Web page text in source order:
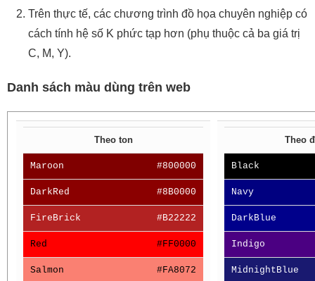
Trên thực tế, các chương trình đồ họa chuyên nghiệp có
cách tính hệ số K phức tạp hơn (phụ thuộc cả ba giá trị
C, M, Y).
Danh sách màu dùng trên web
Theo ton
Maroon #800000
DarkRed #8B0000
FireBrick #B22222
Red #FF0000
Salmon #FA8072
Theo
Black
Navy
DarkBlue
Indigo
MidnightBlue